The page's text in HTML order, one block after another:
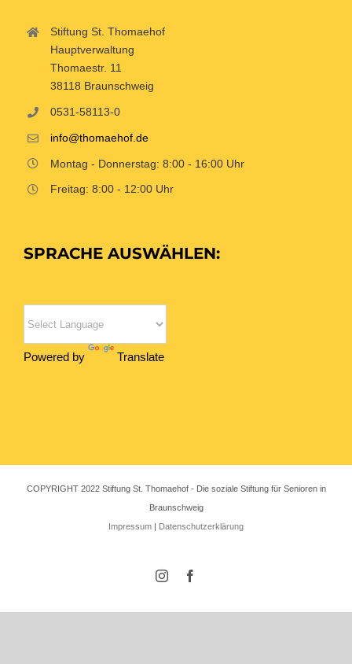
Stiftung St. Thomaehof
Hauptverwaltung
Thomaestr. 11
38118 Braunschweig
0531-58113-0
info@thomaehof.de
Montag - Donnerstag: 8:00 - 16:00 Uhr
Freitag: 8:00 - 12:00 Uhr
SPRACHE AUSWÄHLEN:
Powered by Translate
COPYRIGHT 2022 Stiftung St. Thomaehof - Die soziale Stiftung für Senioren in
Braunschweig
Impressum
Datenschutzerklärung
Instagram